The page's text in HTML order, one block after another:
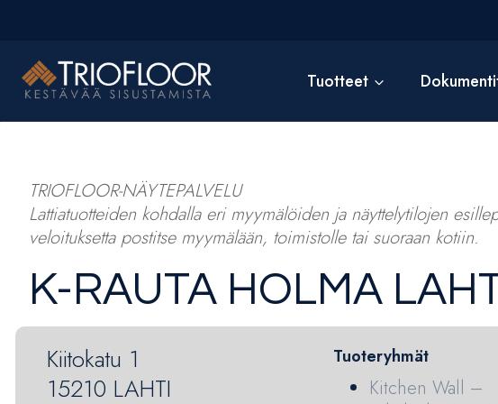
Tuotteet
TRIOFLOOR-NÄYTEPALVELU
Lattiatuotteiden kohdalla eri myymälöiden ja näyttelytilojen
veloituksetta postitse myymälään, toimistolle tai suoraan kotiin.
K-RAUTA HOLMA
Kiitokatu 1
15210 LAHTI
Tuoteryhmät
Kitchen Wall –